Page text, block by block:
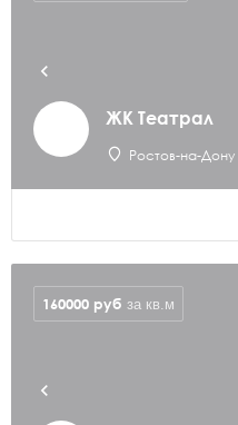
ЖК Театрал
Ростов-на-Дону
160000 руб за кв.м